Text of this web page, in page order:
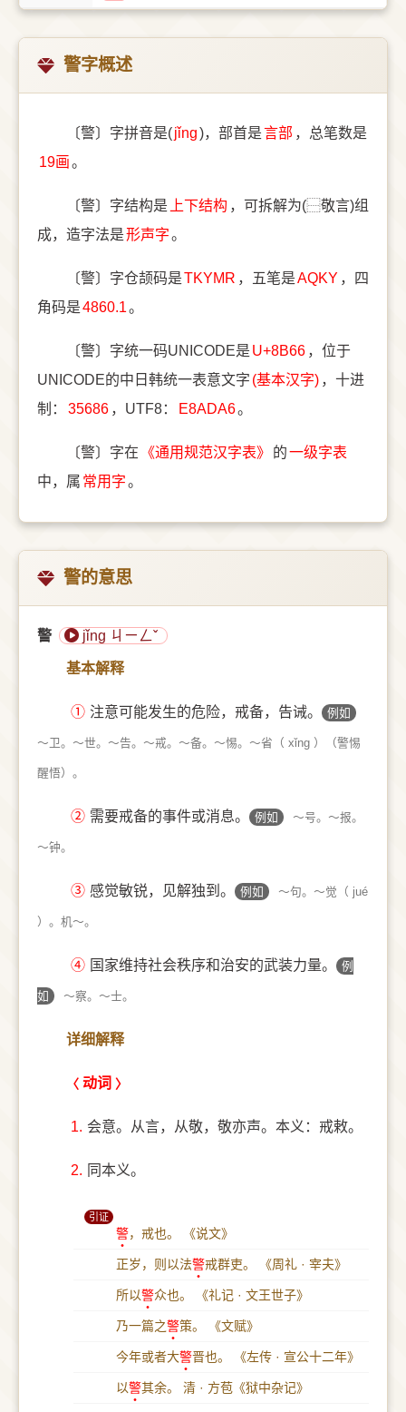
警字概述
〔警〕字拼音是(jǐng)，部首是⾔部 ，总笔数是
19画。
〔警〕字结构是 上下结构 ，可拆解为(⿱敬言)组
成，造字法是形声字。
〔警〕字仓颉码是TKYMR ，五笔是AQKY ，四
角码是4860.1。
〔警〕字统一码UNICODE是 U+8B66 ，位于
UNICODE的中日韩统一表意文字 (基本汉字) ，十进
制：
35686 ，UTF8： E8ADA6。
〔警〕字在 《通用规范汉字表》 的一级字表
中，属 常用字。
警的意思
警 jǐng ㄐㄧㄥˇ
基本解释
① 注意可能发生的危险，戒备，告诫。 例如
～卫。～世。～告。～戒。～备。～惕。～省（ xǐng ）（警惕
醒悟）。
② 需要戒备的事件或消息。 例如 ～号。～报。
～钟。
③ 感觉敏锐，见解独到。 例如 ～句。～觉（ jué
）。机～。
④ 国家维持社会秩序和治安的武装力量。 例
如 ～察。～士。
详细解释
动词
1. 会意。从言，从敬，敬亦声。本义：戒敕。
2. 同本义。
引证
警，戒也。 《说文》
正岁，则以法警戒群吏。 《周礼 · 宰夫》
所以警众也。 《礼记 · 文王世子》
乃一篇之警策。 《文赋》
今年或者大警晋也。 《左传 · 宣公十二年》
以警其余。 清 · 方苞《狱中杂记》